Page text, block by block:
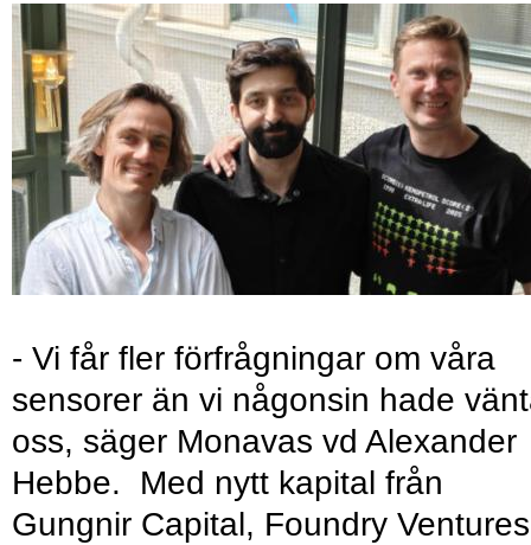
- Vi får fler förfrågningar om våra
sensorer än vi någonsin hade
oss, säger Monavas vd Alexander
Hebbe. Med nytt kapital från
Gungnir Capital, Foundry Ventures